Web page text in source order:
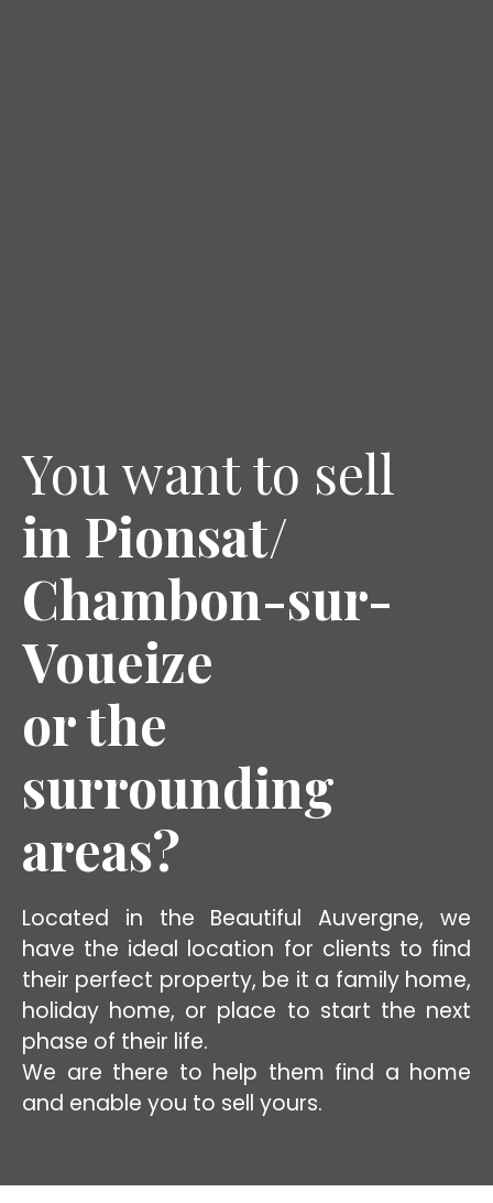
You want to sell
in Pionsat/
Chambon-sur-
Voueize
or the
surrounding
areas?
Located in the Beautiful Auvergne, we
have the ideal location for clients to find
their perfect property, be it a family home,
holiday home, or place to start the next
phase of their life.
We are there to help them find a home
and enable you to sell yours.